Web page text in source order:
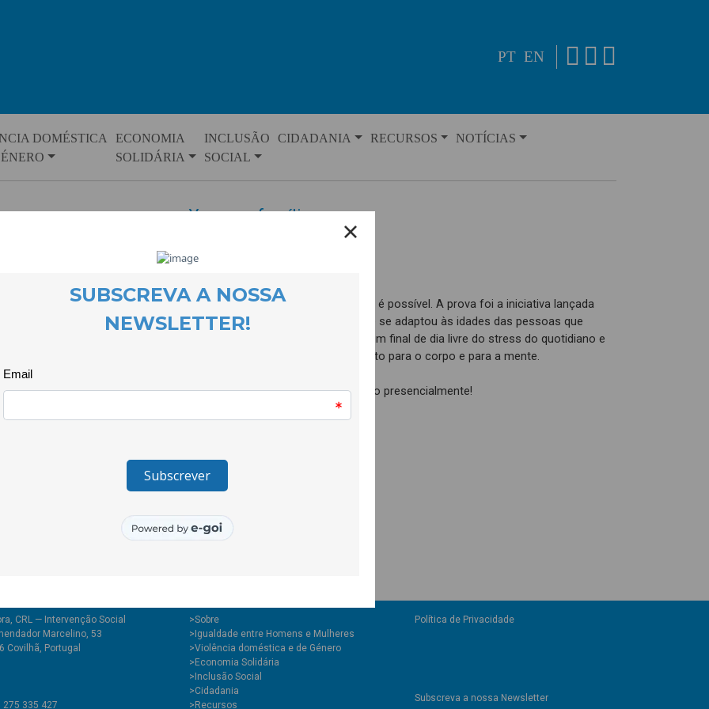
PT EN
DOMÉSTICA
ECONOMIA
SOLIDÁRIA
INCLUSÃO
SOCIAL
CIDADANIA RECURSOS NOTÍCIAS
Yoga em família
EVENTOS
Uma aula de Yoga em família online é possível. A prova foi a iniciativa lançada
pelo projecto CLDS.4G.COVILHÃ que se adaptou às idades das pessoas que
participaram proporcionando-lhes um final de dia livre do stress do quotidiano e
um tempo de equilíbrio e relaxamento para o corpo e para a mente.
Ficou a vontade de realizar a sessão presencialmente!
CRL — Intervenção Social
Marcelino, 53
Covilhã, Portugal
335 427
>Sobre
>Igualdade entre Homens e Mulheres
>Violência doméstica e de Género
>Economia Solidária
>Inclusão Social
>Cidadania
>Recursos
Política de Privacidade
Subscreva a nossa Newsletter